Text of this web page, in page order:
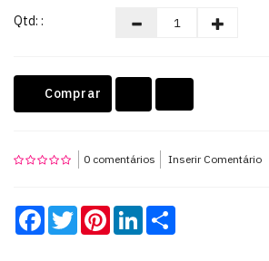
Qtd: :
Comprar
0 comentários Inserir Comentário
Facebook
TwitterPinterestLinkedIn